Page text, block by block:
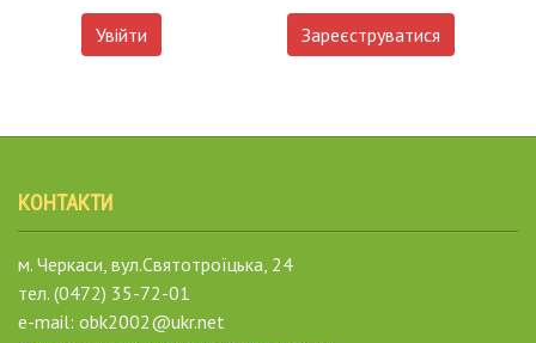
Увійти Зареєструватися
КОНТАКТИ
м. Черкаси, вул.Святотроїцька, 24
тел. (0472) 35-72-01
e-mail: obk2002@ukr.net